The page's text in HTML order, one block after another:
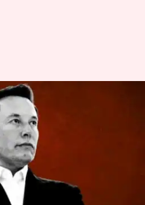
ఆదాయాన్ని
ఎలాన్ మస్క్..
2023 08:24 am